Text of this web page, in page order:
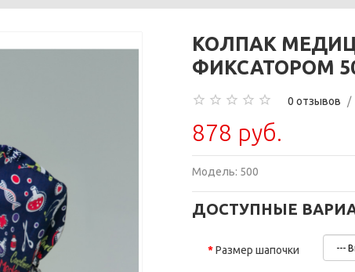
КОЛПАК
ФИКСАТОРОМ
0 отзывов /
878 руб.
Модель: 500
ДОСТУПНЫЕ
Размер шапочки